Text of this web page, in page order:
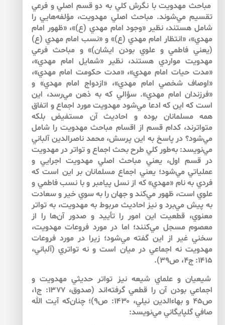
مباحث مهدويت با نگرش كلي به دو قسم اصلي و فرعي
تقسيم مي‌‌شوند. مباحث اصلي مهدويت، مؤلفه‌‌هايي را
شامل هستند، نظير «وجود امام مهدي (ع)»، «ظهور امام
مهدي»، «انتظار امام مهدي (ع)» و «نسب امام مهدي (ع)
(يعني فاطمي و علوي بودن ايشان)» و مباحث فرعي
مهدويت مواردي هستند، نظير «شمايل امام مهدي»،
«مدت حيات امام مهدي»، «مدت حكومت امام مهدي»،
«اوصاف شخصي امام مهدي»، «ازدواج امام مهدي» و
«فرزندان امام مهدي». سؤالي كه به ذهن مي‌رسد، اين
است كه اين كه ادعا مي‌‌شود مهدويت مورد اجماع و اتفاق
همه مسلمانان بوده و احاديث آن مستفيض بلكه
متواترند، كدام قسم از اقسام مباحث مهدويت را شامل
مي‌‌شود؟ در پاسخ به اين پرسش، محمد ناصرالدين آلباني
مي‌‌نويسد: به‌‌طور كلي طرح بحث اجماع و تواتر در مهدويت
در قسم اول، يعني مباحث اصلي مهدويت اجرايي و
عملياتي مي‌‌شود؛ يعني اجماع مسلمانان بر اين است كه
فردي به نام «مهدي» كه از نسل پيامبر و با نسب فاطمي و
علوي است، ظهور مي‌كند و جهان را به سوي خير و سعادت
به پيش مي‌‌برد و نيز احاديث مربوط به مهدويت، به تواتر
معنوي، قطعيت اين امور را تأييد و صدور آن‌ها را از
معصوم مسجل مي‌كنند؛ اما در مورد فروعات مهدويت،
سخني غير از اين گفته مي‌‌شود؛ زيرا در مورد فروعات
مهدويت نه اجماعي در ميان است و نه تواتري (آلباني،
۱۴۱۵: ج۴، ص۳۹).
شيعيان و علماي شيعه نيز تواتر حديثي مهدويت و
اجماعي بودن آن را قطعي گرفته‌‌اند (صدوق، ۱۳۷۷: ج۱،
ص۴۵ و بهاءالدين نيلي، ۱۴۳۰: ص۹)؛ چنان‌كه آيت الله
صافي گلپايگاني مي‌‌نويسد: